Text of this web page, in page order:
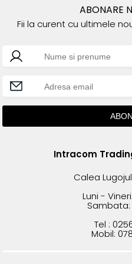
ABONARE
Fii la curent cu ultimele
Intracom
Calea
Luni -
Sambata:
Tel :
Mobil: